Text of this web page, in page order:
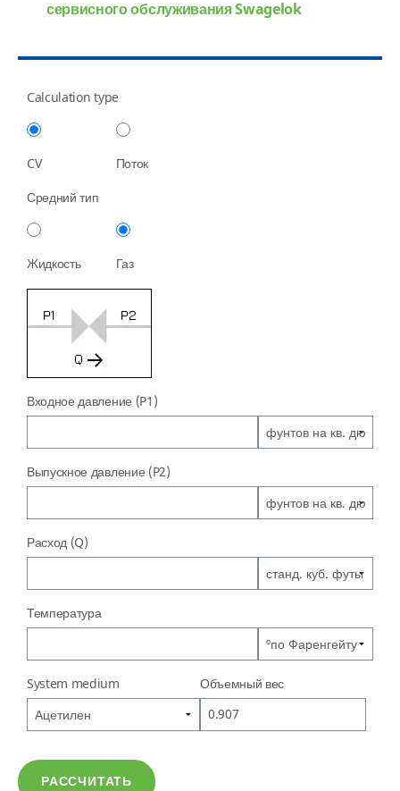
сервисного обслуживания Swagelok
Calculation type
CV
Поток
Средний тип
Жидкость Газ
Входное давление (P1)
Выпускное давление (P2)
Расход (Q)
Температура
System medium Объемный вес
РАССЧИТАТЬ